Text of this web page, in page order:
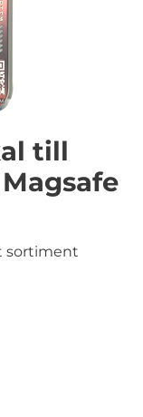
till
sortiment